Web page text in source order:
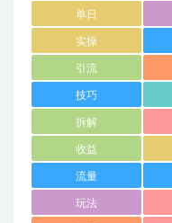
单日
实操
引流
技巧
拆解
收益
流量
玩法